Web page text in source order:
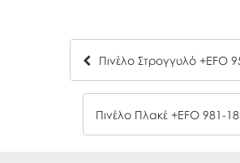
Πινέλο Πλακέ +EFO 981-18